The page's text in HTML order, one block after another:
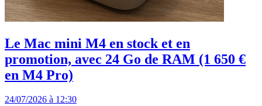
Le Mac mini M4 en stock et en
promotion, avec 24 Go de RAM (1 650 €
en M4 Pro)
24/07/2026 à 12:30